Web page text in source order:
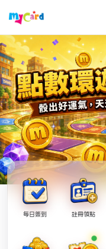
每日簽到 註冊領點